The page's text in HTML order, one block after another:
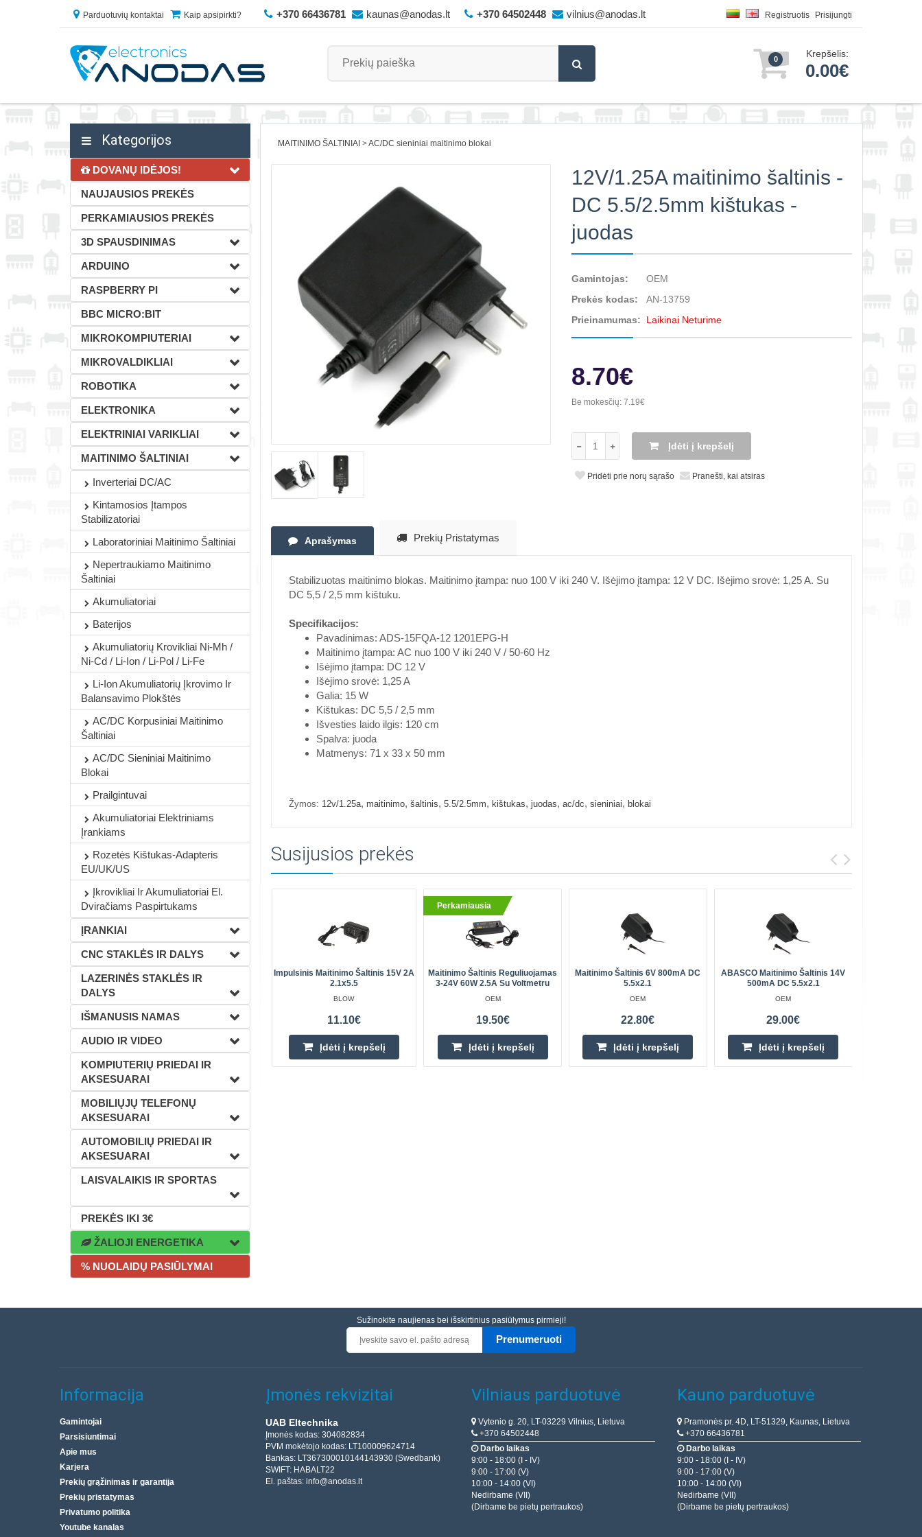
Parduotuvių kontaktai Kaip apsipirkti? +370 66436781 kaunas@anodas.lt +370 64502448 vilnius@anodas.lt Registruotis Prisijungti
0 Krepšelis:
0.00€
Kategorijos
DOVANŲ IDĖJOS!
NAUJAUSIOS PREKĖS
PERKAMIAUSIOS PREKĖS
3D SPAUSDINIMAS
ARDUINO
RASPBERRY PI
BBC MICRO:BIT
MIKROKOMPIUTERIAI
MIKROVALDIKLIAI
ROBOTIKA
ELEKTRONIKA
ELEKTRINIAI VARIKLIAI
MAITINIMO ŠALTINIAI
Inverteriai DC/AC
Kintamosios Įtampos
Stabilizatoriai
Laboratoriniai Maitinimo Šaltiniai
Nepertraukiamo Maitinimo
Šaltiniai
Akumuliatoriai
Baterijos
Akumuliatorių Krovikliai Ni-Mh /
Ni-Cd / Li-Ion / Li-Pol / Li-Fe
Li-Ion Akumuliatorių Įkrovimo Ir
Balansavimo Plokštės
AC/DC Korpusiniai Maitinimo
Šaltiniai
AC/DC Sieniniai Maitinimo
Blokai
Prailgintuvai
Akumuliatoriai Elektriniams
Įrankiams
Rozetės Kištukas-Adapteris
EU/UK/US
Įkrovikliai Ir Akumuliatoriai El.
Dviračiams Paspirtukams
ĮRANKIAI
CNC STAKLĖS IR DALYS
LAZERINĖS STAKLĖS IR
DALYS
IŠMANUSIS NAMAS
AUDIO IR VIDEO
KOMPIUTERIŲ PRIEDAI IR
AKSESUARAI
MOBILIŲJŲ TELEFONŲ
AKSESUARAI
AUTOMOBILIŲ PRIEDAI IR
AKSESUARAI
LAISVALAIKIS IR SPORTAS
PREKĖS IKI 3€
ŽALIOJI ENERGETIKA
% NUOLAIDŲ PASIŪLYMAI
MAITINIMO ŠALTINIAI AC/DC sieniniai maitinimo blokai
12V/1.25A maitinimo šaltinis -
DC 5.5/2.5mm kištukas -
juodas
Gamintojas:
OEM
Prekės kodas:
AN-13759
Prieinamumas:
Laikinai Neturime
8.70€
Be mokesčių:7.19€
Įdėti į krepšelį
Pridėti prie norų sąrašo Pranešti, kai atsiras
Aprašymas Prekių Pristatymas
Stabilizuotas maitinimo blokas. Maitinimo įtampa: nuo 100 V iki 240 V. Išėjimo įtampa: 12 V DC. Išėjimo srovė: 1,25 A. Su
DC 5,5 / 2,5 mm kištuku.
Specifikacijos:
Pavadinimas: ADS-15FQA-12 1201EPG-H
Maitinimo įtampa: AC nuo 100 V iki 240 V / 50-60 Hz
Išėjimo įtampa: DC 12 V
Išėjimo srovė: 1,25 A
Galia: 15 W
Kištukas: DC 5,5 / 2,5 mm
Išvesties laido ilgis: 120 cm
Spalva: juoda
Matmenys: 71 x 33 x 50 mm
Žymos: 12v/1.25a, maitinimo, šaltinis, 5.5/2.5mm, kištukas, juodas, ac/dc, sieniniai, blokai
Susijusios prekės
Impulsinis Maitinimo Šaltinis 15V 2A
2.1x5.5
BLOW
11.10€
Įdėti į krepšelį
Perkamiausia
Maitinimo Šaltinis Reguliuojamas
3-24V 60W 2.5A Su Voltmetru
OEM
19.50€
Įdėti į krepšelį
Maitinimo Šaltinis 6V 800mA DC
5.5x2.1
OEM
22.80€
Įdėti į krepšelį
ABASCO Maitinimo Šaltinis 14V
500mA DC 5.5x2.1
OEM
29.00€
Įdėti į krepšelį
Sužinokite naujienas bei išskirtinius pasiūlymus pirmieji!
Prenumeruoti
Informacija
Gamintojai
Parsisiuntimai
Apie mus
Karjera
Prekių grąžinimas ir garantija
Prekių pristatymas
Privatumo politika
Youtube kanalas
Įmonės rekvizitai
UAB Eltechnika
Įmonės kodas: 304082834
PVM mokėtojo kodas: LT100009624714
Bankas: LT367300010144143930 (Swedbank)
SWIFT: HABALT22
El. paštas: info@anodas.lt
Vilniaus parduotuvė
Vytenio g. 20, LT-03229 Vilnius, Lietuva
+370 64502448
Darbo laikas
9:00 - 18:00 (I - IV)
9:00 - 17:00 (V)
10:00 - 14:00 (VI)
Nedirbame (VII)
(Dirbame be pietų pertraukos)
Kauno parduotuvė
Pramonės pr. 4D, LT-51329, Kaunas, Lietuva
+370 66436781
Darbo laikas
9:00 - 18:00 (I - IV)
9:00 - 17:00 (V)
10:00 - 14:00 (VI)
Nedirbame (VII)
(Dirbame be pietų pertraukos)